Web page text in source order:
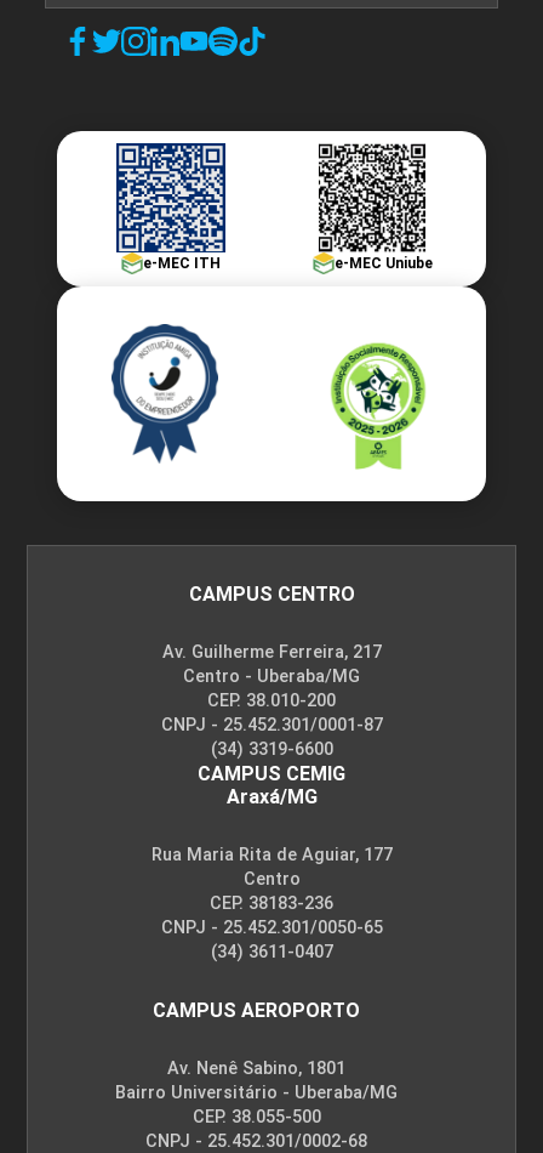
e-MEC ITH e-MEC Uniube
CAMPUS CENTRO
Av. Guilherme Ferreira, 217
Centro - Uberaba/MG
CEP. 38.010-200
CNPJ - 25.452.301/0001-87
(34) 3319-6600
CAMPUS CEMIG
Araxá/MG
Rua Maria Rita de Aguiar, 177
Centro
CEP. 38183-236
CNPJ - 25.452.301/0050-65
(34) 3611-0407
CAMPUS AEROPORTO
Av. Nenê Sabino, 1801
Bairro Universitário - Uberaba/MG
CEP. 38.055-500
CNPJ - 25.452.301/0002-68